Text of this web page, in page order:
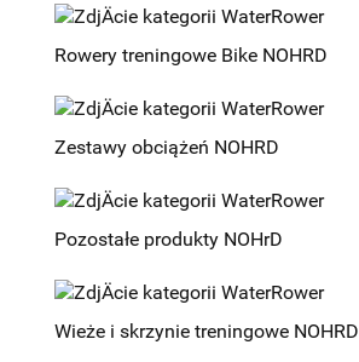
Rowery treningowe Bike NOHRD
Zestawy obciążeń NOHRD
Pozostałe produkty NOHrD
Wieże i skrzynie treningowe NOHRD